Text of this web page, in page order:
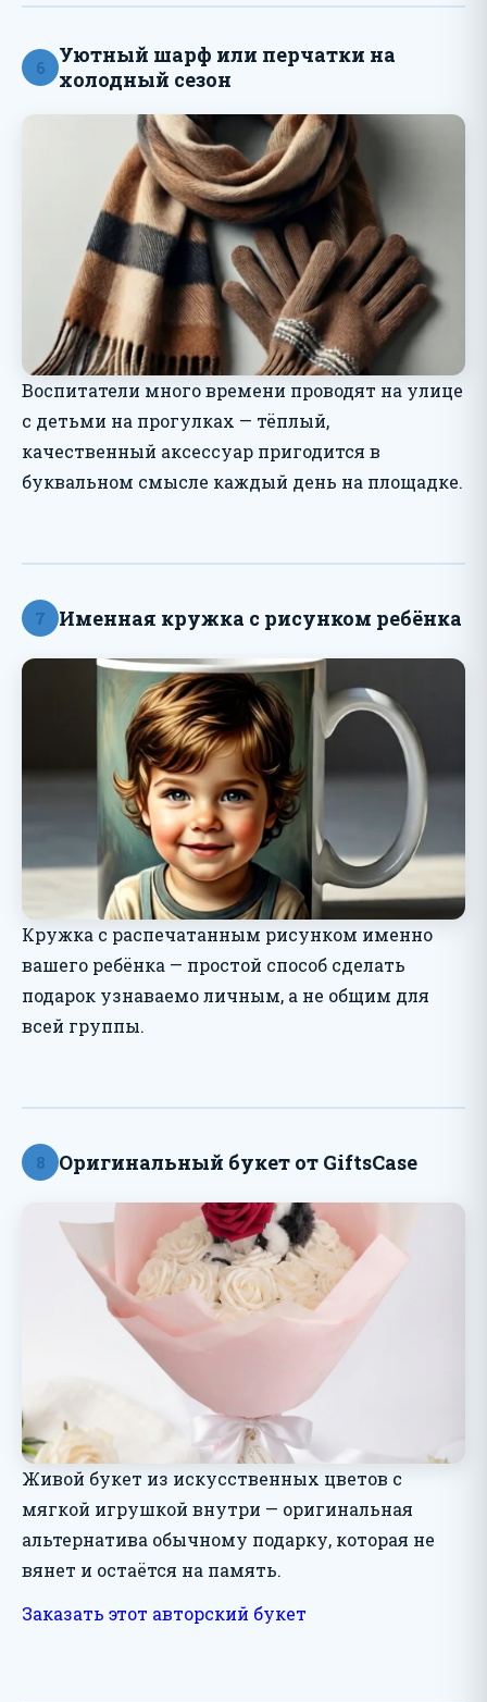
6
Уютный шарф или перчатки на
холодный сезон
Воспитатели много времени проводят на улице
с детьми на прогулках — тёплый,
качественный аксессуар пригодится в
буквальном смысле каждый день на площадке.
7 Именная кружка с рисунком ребёнка
Кружка с распечатанным рисунком именно
вашего ребёнка — простой способ сделать
подарок узнаваемо личным, а не общим для
всей группы.
8 Оригинальный букет от GiftsCase
Живой букет из искусственных цветов с
мягкой игрушкой внутри — оригинальная
альтернатива обычному подарку, которая не
вянет и остаётся на память.
Заказать этот авторский букет